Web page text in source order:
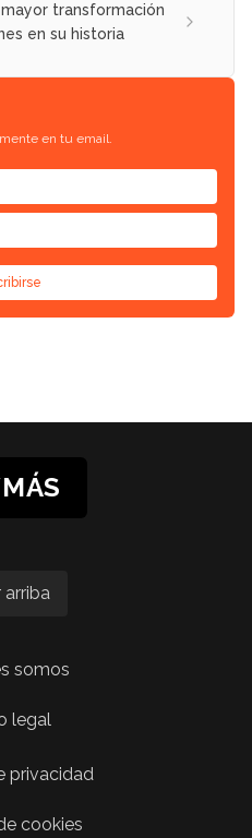
transformación
en su historia
en tu email.
arriba
somos
legal
privacidad
cookies